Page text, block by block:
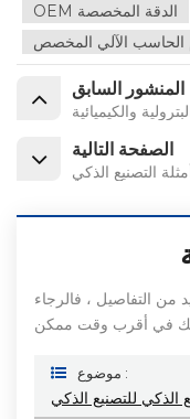
OEM الدقة المخصصة
الحاسب الآلي المخصص
المنشور السابق
والكيميائية
الصفحة التالية
التصنيع الذكي
من التفاصيل ، فالرجاء
موضوع :